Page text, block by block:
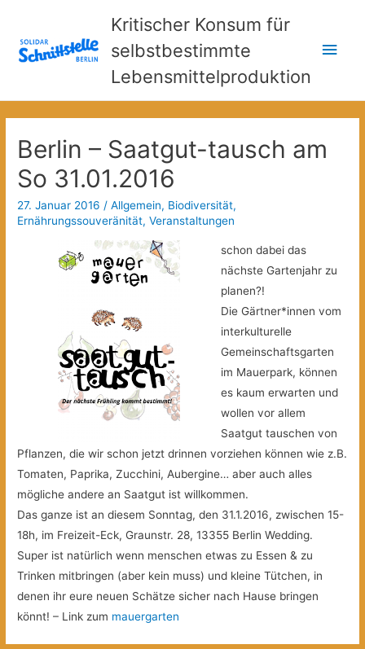
Kritischer Konsum für
selbstbestimmte
Lebensmittelproduktion
Berlin – Saatgut-tausch am
So 31.01.2016
27. Januar 2016 /Allgemein, Biodiversität,
Ernährungssouveränität,Veranstaltungen
schon dabei das
nächste Gartenjahr zu
planen?!
Die Gärtner*innen vom
interkulturelle
Gemeinschaftsgarten
im Mauerpark, können
es kaum erwarten und
wollen vor allem
Saatgut tauschen von
Pflanzen, die wir schon jetzt drinnen vorziehen können wie z.B.
Tomaten, Paprika, Zucchini, Aubergine… aber auch alles
mögliche andere an Saatgut ist willkommen.
Das ganze ist an diesem Sonntag, den 31.1.2016, zwischen 15-
18h, im Freizeit-Eck, Graunstr. 28, 13355 Berlin Wedding.
Super ist natürlich wenn menschen etwas zu Essen & zu
Trinken mitbringen (aber kein muss) und kleine Tütchen, in
denen ihr eure neuen Schätze sicher nach Hause bringen
könnt! – Link zum mauergarten